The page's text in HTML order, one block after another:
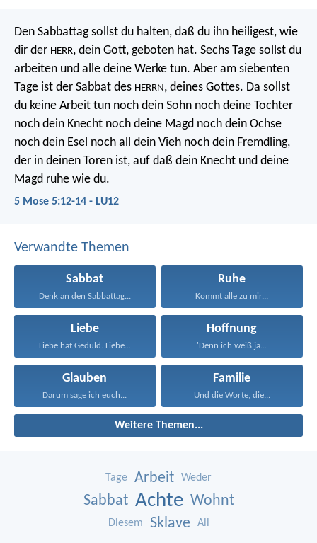
Den Sabbattag sollst du halten, daß du ihn heiligest, wie
dir der HERR, dein Gott, geboten hat. Sechs Tage sollst du
arbeiten und alle deine Werke tun. Aber am siebenten
Tage ist der Sabbat des HERRN, deines Gottes. Da sollst
du keine Arbeit tun noch dein Sohn noch deine Tochter
noch dein Knecht noch deine Magd noch dein Ochse
noch dein Esel noch all dein Vieh noch dein Fremdling,
der in deinen Toren ist, auf daß dein Knecht und deine
Magd ruhe wie du.
5 Mose 5:12-14 - LU12
Verwandte Themen
Sabbat
Denk an den Sabbattag...
Ruhe
Kommt alle zu mir...
Liebe
Liebe hat Geduld. Liebe...
Hoffnung
'Denn ich weiß ja...
Glauben
Darum sage ich euch...
Familie
Und die Worte, die...
Weitere Themen...
Tage Arbeit Weder
Sabbat Achte Wohnt
Diesem Sklave All